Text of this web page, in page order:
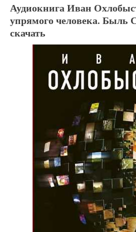
Аудиокнига Иван
упрямого человека. Быль
скачать